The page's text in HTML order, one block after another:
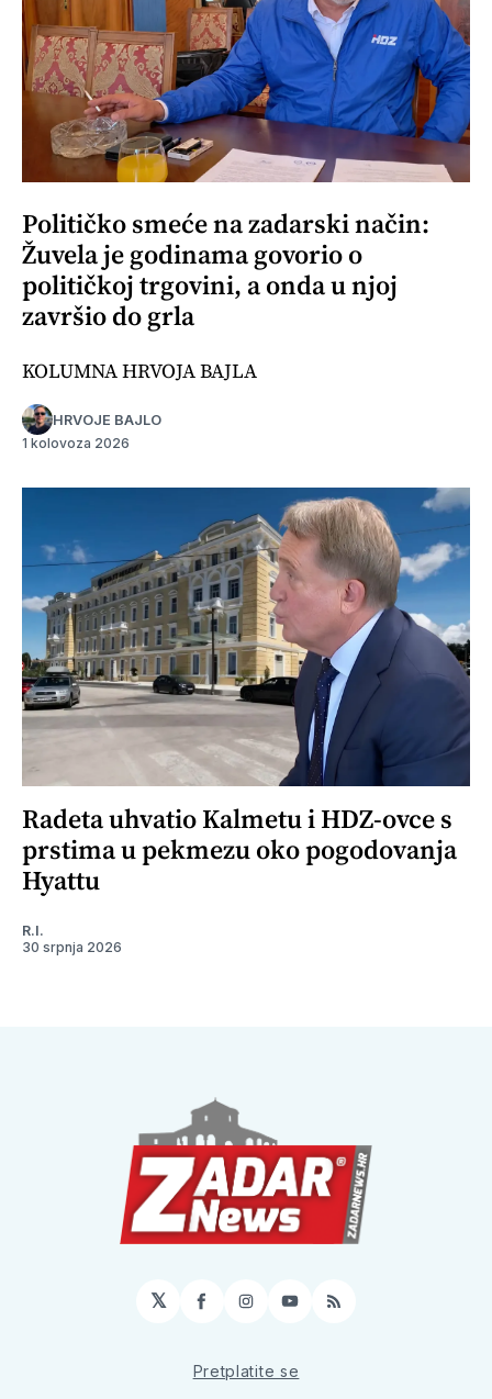
Političko smeće na zadarski način:
Žuvela je godinama govorio o
političkoj trgovini, a onda u njoj
završio do grla
KOLUMNA HRVOJA BAJLA
HRVOJE BAJLO
1 kolovoza 2026
Radeta uhvatio Kalmetu i HDZ-ovce s
prstima u pekmezu oko pogodovanja
Hyattu
R.I.
30 srpnja 2026
𝕏 Facebook
Instagram
YouTube
RSS
Pretplatite se